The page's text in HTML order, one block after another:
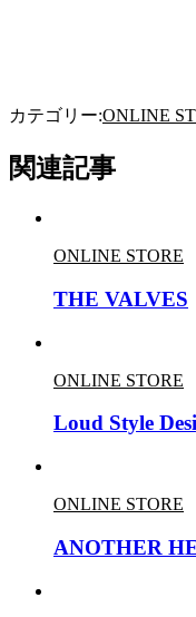
カテゴリー:ONLINE
関連記事
ONLINE STORE
THE VALVES
ONLINE STORE
Loud Style
ONLINE STORE
ANOTHER